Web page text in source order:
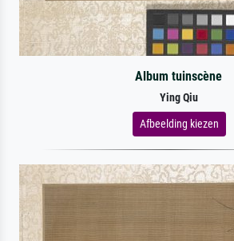
Album tuinscène
Ying Qiu
Afbeelding kiezen